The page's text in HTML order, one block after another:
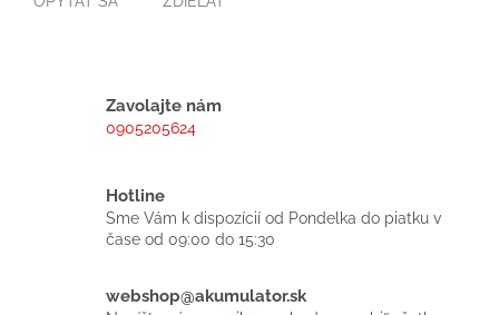
Zavolajte nám
0905205624
Hotline
Sme Vám k dispozícií od Pondelka do piatku v
čase od 09:00 do 15:30
webshop@akumulator.sk